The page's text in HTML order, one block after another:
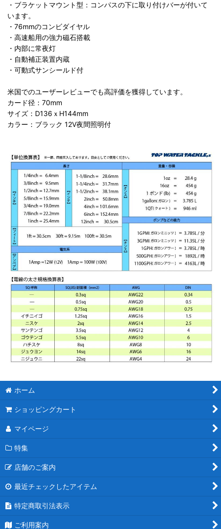
・ブラケットマウント型：コンパスの下に取り付けバーが付いて
います。
・76mmのコンビダイヤル
・高速船用の強力磁石搭載
・内部に常夜灯
・自動補正装置内蔵
・可動式サンシールド付
米国でのユーザーレビューでも高評価を獲得しています。
カード径：70mm
サイズ：D136ｘH144mm
カラー：ブラック 12V夜間照明付
ホーム
ショッピングカート
マイページ
特集
店舗のご案内
最近チェックしたアイテム
特定商取引法表示
ご利用案内